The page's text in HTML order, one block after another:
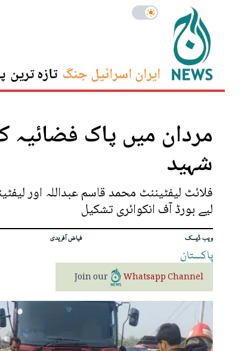
ایران اسرائیل جنگ تازہ ترین
شہید
فلائٹ لیفٹیننٹ محمد قاسم عبداللہ اور
لیے بورڈ آف انکوائری تشکیل
ویب ڈیسک فیاض آفریدی
پاکستان
Join our Whatsapp Channel